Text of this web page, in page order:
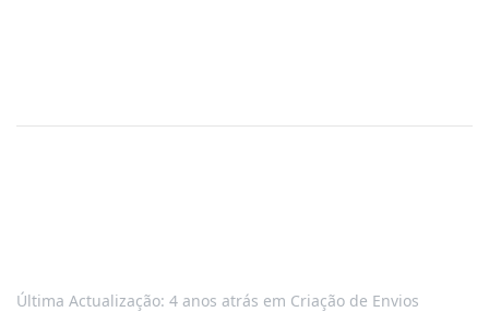
Última Actualização: 4 anos atrás em Criação de Envios